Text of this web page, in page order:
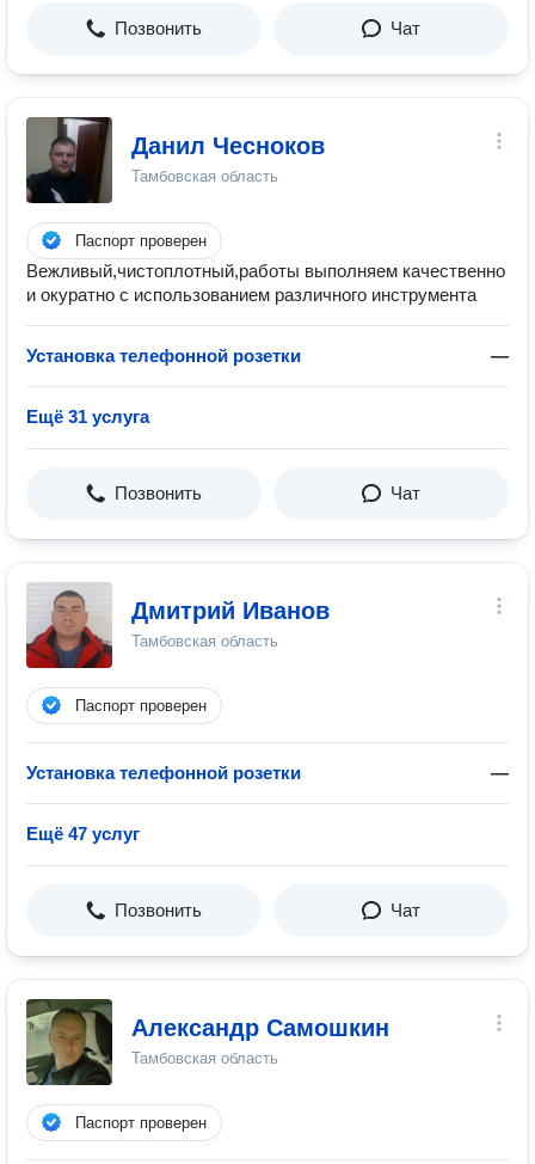
Позвонить Чат
Данил Чесноков
Тамбовская область
Паспорт проверен
Вежливый,чистоплотный,работы выполняем качественно
и окуратно с использованием различного инструмента
Установка телефонной розетки —
Ещё 31 услуга
Позвонить Чат
Дмитрий Иванов
Тамбовская область
Паспорт проверен
Установка телефонной розетки —
Ещё 47 услуг
Позвонить Чат
Александр Самошкин
Тамбовская область
Паспорт проверен